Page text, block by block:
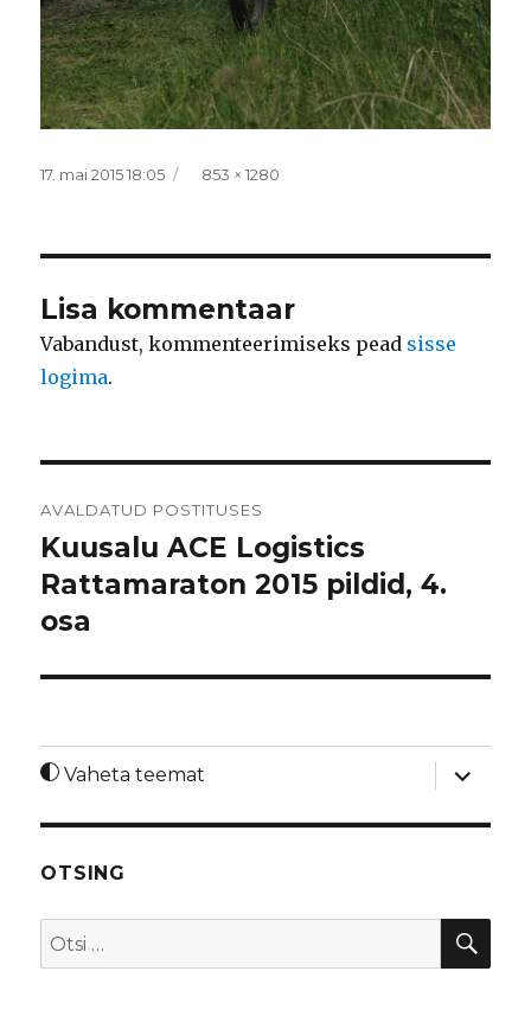
Postitatud
17. mai 2015 18:05 Täissuurus
853 × 1280
Lisa kommentaar
Vabandust, kommenteerimiseks pead sisse
logima.
AVALDATUD POSTITUSES
Kuusalu ACE Logistics
Rattamaraton 2015 pildid, 4.
osa
Vaheta teemat
laienda
OTSING
Otsi: